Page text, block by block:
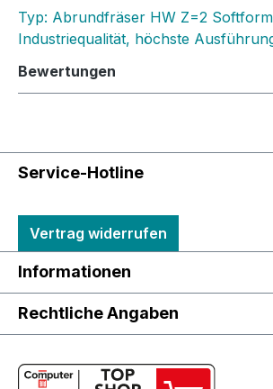
Typ: Abrundfräser HW Z=2
Industriequalität, höchste
Bewertungen
Service-Hotline
Vertrag widerrufen
Informationen
Rechtliche Angaben